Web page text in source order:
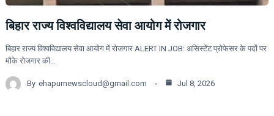
बिहार राज्य विश्वविद्यालय सेवा आयोग में रोजगार
बिहार राज्य विश्वविद्यालय सेवा आयोग में रोजगार ALERT IN JOB: असिस्टेंट प्रोफेसर के पदों पर
मौके रोजगार की…
By ehapurnewscloud@gmail.com Jul 8, 2026